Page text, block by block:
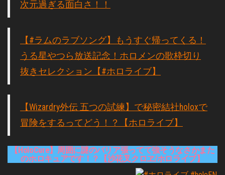
次元過ぎる面白さ！！
【#ラムのラブソング】もうすぐ帰ってくる！
うる星やつら放送記念！ホロメンの歌枠切り
抜きセレクション【#ホロライブ】
【Wizardry外伝 五つの試練】で秘密結社holoxで
冒険をするってどう！？【ホロライブ】
【HoloCure】周囲に謎のバリア張ってて強そうなさかまた
のホロキュアです！？【沙花叉クロヱ/ホロライブ】